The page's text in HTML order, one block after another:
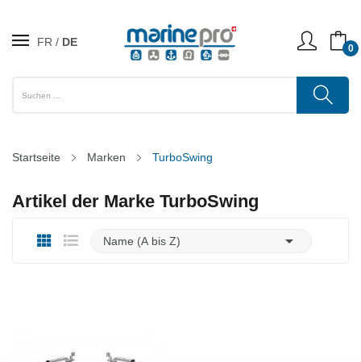
FR DE 0
Startseite Marken TurboSwing
Artikel der Marke TurboSwing
Name (A bis Z) 